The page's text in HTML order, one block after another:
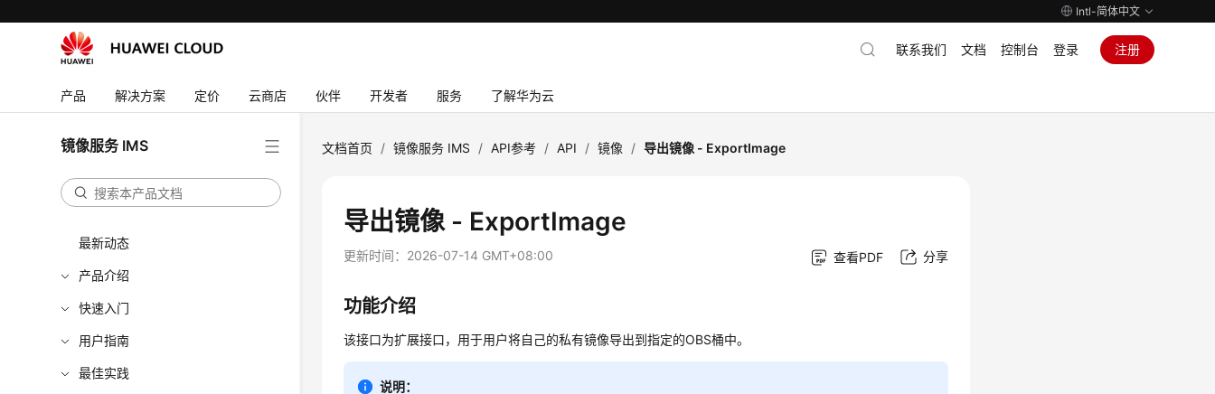
Intl-简体中文
产品 解决方案 定价 云商店 伙伴 开发者 服务 了解华为云
联系我们 文档 控制台 登录 注册
镜像服务 IMS
最新动态
产品介绍
快速入门
用户指南
最佳实践
文档首页 / 镜像服务 IMS / API参考 / API / 镜像 / 导出镜像 - ExportImage
导出镜像 - ExportImage
更新时间： 2026-07-14 GMT+08:00 查看PDF 分享
功能介绍
该接口为扩展接口，用于用户将自己的私有镜像导出到指定的OBS桶中。
说明：